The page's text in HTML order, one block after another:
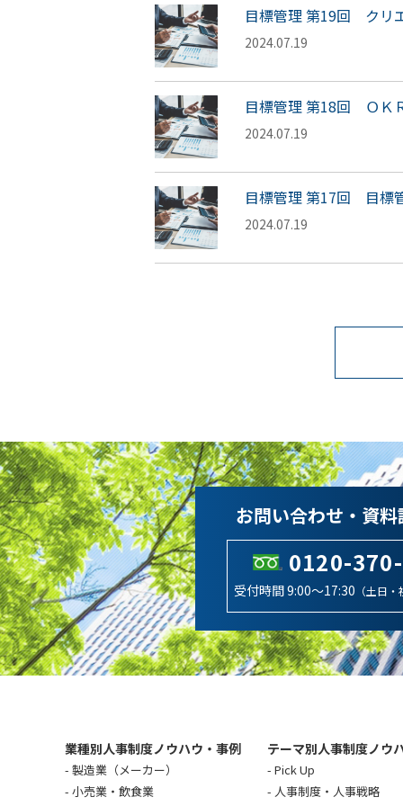
目標管理 第19回 クリ
2024.07.19
目標管理 第18回 ＯＫ
2024.07.19
目標管理 第17回 目標
2024.07.19
お問い合わせ・資
0120-
受付時間 9:00～17:30 （土日
業種別人事制度ノウハウ・事例
製造業（メーカー）
小売業・飲食業
テーマ別人事制度ノウ
Pick Up
人事制度・人事戦略